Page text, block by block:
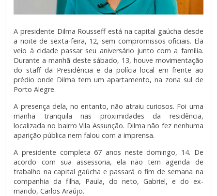
A presidente Dilma Rousseff está na capital gaúcha desde
a noite de sexta-feira, 12, sem compromissos oficiais. Ela
veio à cidade passar seu aniversário junto com a família.
Durante a manhã deste sábado, 13, houve movimentação
do staff da Presidência e da polícia local em frente ao
prédio onde Dilma tem um apartamento, na zona sul de
Porto Alegre.
A presença dela, no entanto, não atraiu curiosos. Foi uma
manhã tranquila nas proximidades da residência,
localizada no bairro Vila Assunção. Dilma não fez nenhuma
aparição pública nem falou com a imprensa.
A presidente completa 67 anos neste domingo, 14. De
acordo com sua assessoria, ela não tem agenda de
trabalho na capital gaúcha e passará o fim de semana na
companhia da filha, Paula, do neto, Gabriel, e do ex-
marido, Carlos Araújo.